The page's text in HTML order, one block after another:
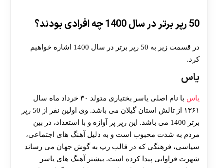
50 رپر برتر در سال 1400 چه افرادی بودند؟
در قسمت زیر به 50 رپر برتر در سال 1400 اشاره خواهیم
کرد.
یاس
یاس
با نام اصلی یاسر بختیاری متولد ۳۰ خرداد ماه سال
۱۳۶۱ از تالش استان گیلان می باشد. وی اولین نفر از 50 رپر
برتر 1400 می باشد. این رپر پر آوازه و با استعداد، در بین
مردم به شدت محبوب است و به دلیل آهنگ های اجتماعی،
سیاسی، فرهنگی که در قالب رپ به گوش جهان می رساند
شهرت فراوانی پیدا کرده است. بیشتر آهنگ های یاسر